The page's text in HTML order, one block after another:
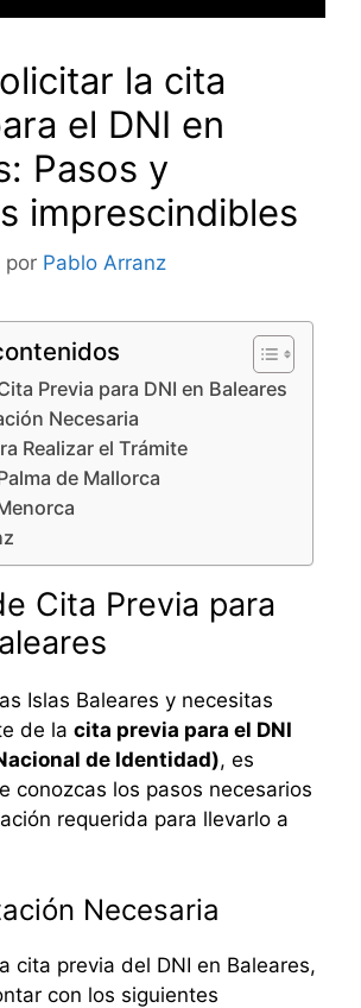
la cita
el DNI en
Pasos y
imprescindibles
por Pablo Arranz
Previa para DNI en Baleares
Necesaria
Realizar el Trámite
de Mallorca
Cita Previa para
Islas Baleares y necesitas
de la cita previa para el DNI
de Identidad), es
conozcas los pasos necesarios
requerida para llevarlo a
Necesaria
cita previa del DNI en Baleares,
con los siguientes